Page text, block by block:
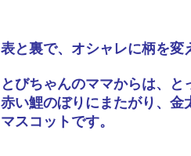
表と裏で、オシャレに柄を変
とびちゃんのママからは、
赤い鯉のぼりにまたがり、金
マスコットです。